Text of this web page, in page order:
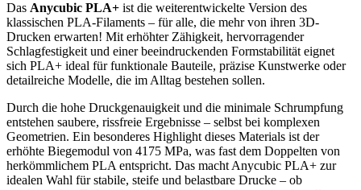
Das Anycubic PLA+ ist die weiterentwickelte Version des
klassischen PLA-Filaments – für alle, die mehr von ihren 3D-
Drucken erwarten! Mit erhöhter Zähigkeit, hervorragender
Schlagfestigkeit und einer beeindruckenden Formstabilität eignet
sich PLA+ ideal für funktionale Bauteile, präzise Kunstwerke oder
detailreiche Modelle, die im Alltag bestehen sollen.
Durch die hohe Druckgenauigkeit und die minimale Schrumpfung
entstehen saubere, rissfreie Ergebnisse – selbst bei komplexen
Geometrien. Ein besonderes Highlight dieses Materials ist der
erhöhte Biegemodul von 4175 MPa, was fast dem Doppelten von
herkömmlichem PLA entspricht. Das macht Anycubic PLA+ zur
idealen Wahl für stabile, steife und belastbare Drucke – ob